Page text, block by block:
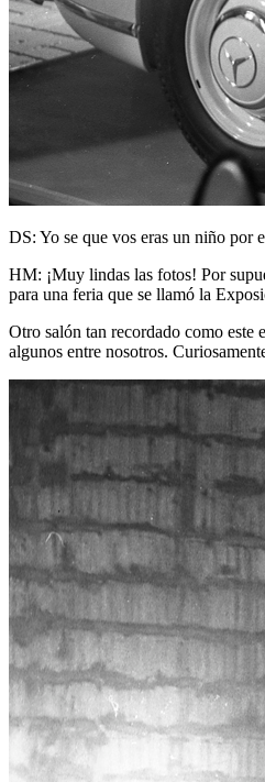
DS: Yo se que vos eras un niño por
HM: ¡Muy lindas las fotos! Por
para una feria que se llamó la
Otro salón tan recordado como este
algunos entre nosotros.